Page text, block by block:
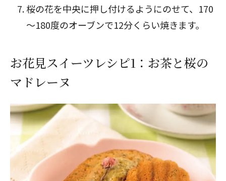
桜の花を中央に押し付けるようにのせて、170
～180度のオーブンで12分くらい焼きます。
お花見スイーツレシピ1：お茶と桜の
マドレーヌ